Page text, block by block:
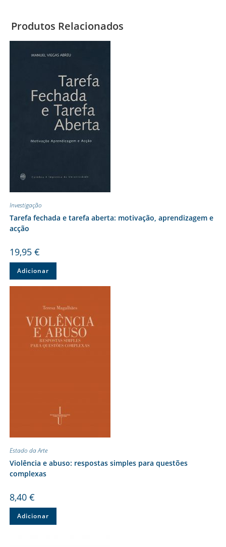
Produtos Relacionados
Investigação
Tarefa fechada e tarefa aberta: motivação, aprendizagem e
acção
19,95 €
Adicionar
Estado da Arte
Violência e abuso: respostas simples para questões
complexas
8,40 €
Adicionar